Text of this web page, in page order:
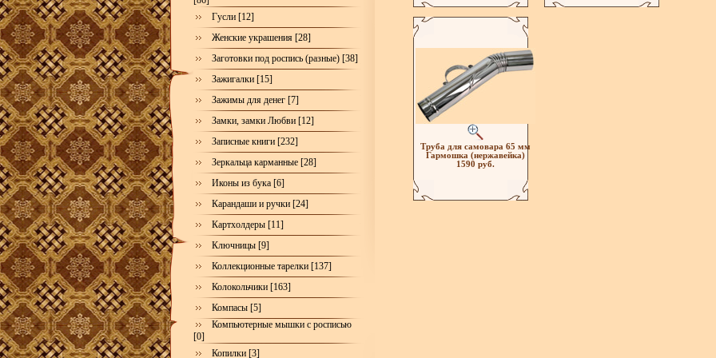
Гусли [12]
Женские украшения [28]
Заготовки под роспись (разные) [38]
Зажигалки [15]
Зажимы для денег [7]
Замки, замки Любви [12]
Записные книги [232]
Зеркальца карманные [28]
Иконы из бука [6]
Карандаши и ручки [24]
Картхолдеры [11]
Ключницы [9]
Коллекционные тарелки [137]
Колокольчики [163]
Компасы [5]
Компьютерные мышки с росписью
[0]
Копилки [3]
Труба для самовара 65 мм
Гармошка (нержавейка)
1590 руб.